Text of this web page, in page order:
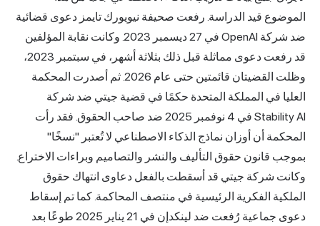
الموضوع قيد الدراسة. رفعت صحيفة نيويورك تايمز دعوى قضائية
ضد شركة OpenAI في 27 ديسمبر 2023. وكانت نقابة المؤلفين
قد رفعت دعوى مماثلة قبل ذلك بثلاثة أشهر، في سبتمبر 2023،
وظلت القضيتان قائمتين حتى عام 2026. ثم أصدرت المحكمة
العليا في المملكة المتحدة حكمًا في قضية جيتي ضد شركة
Stability AI في 4 نوفمبر 2025 ضد صاحب الحقوق. فقد رأت
المحكمة أن أوزان نماذج الذكاء الاصطناعي لا تُعتبر "نسخًا"
بموجب قانون حقوق التأليف والنشر والتصاميم وبراءات الاختراع.
وكانت شركة جيتي قد أسقطت بالفعل دعاوى انتهاك حقوق
الملكية الفكرية الرئيسية في منتصف المحاكمة. كما تم إسقاط
دعوى جماعية رُفعت ضد لينكدإن في 21 يناير 2025 طوعًا بعد